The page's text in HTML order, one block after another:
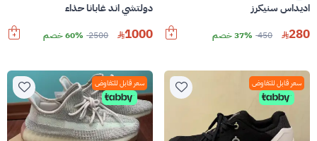
اديداس سنيكرز
280
450 37% خصم
دولتشي اند غابانا حذاء
1000
2500 60% خصم
سعر قابل للتفاوض سعر قابل للتفاوض